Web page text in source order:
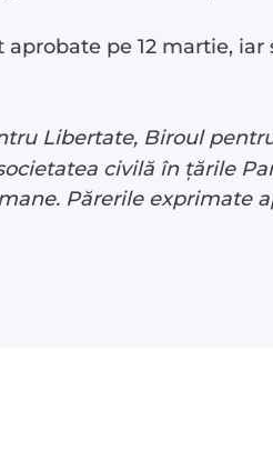
pe 12 martie,
Libertate, Biroul
civilă în țările
Părerile exprimate